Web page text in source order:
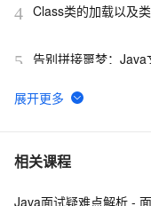
4 Class类的加载以及
5
6 【JavaWeb】一文搞
7 Java编程中容易忽略
方块人 Java并发
相关课程
Java面试疑难点解析 -